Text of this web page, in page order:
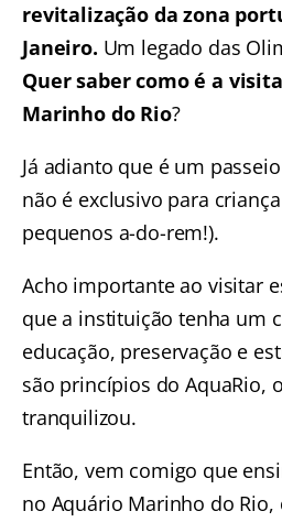
revitalização da zona
Janeiro. Um legado das
Quer saber como é a
Marinho do Rio?
Já adianto que é um
não é exclusivo para
pequenos a-do-rem!).
Acho importante ao visitar
que a instituição tenha um
educação, preservação e
são princípios do AquaRio,
tranquilizou.
Então, vem comigo que
no Aquário Marinho do